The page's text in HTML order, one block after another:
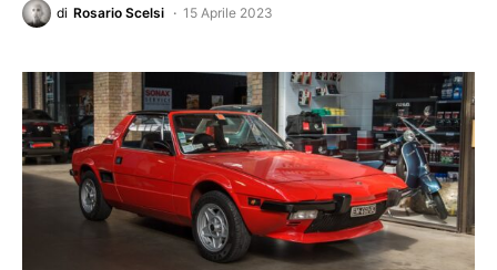
di Rosario Scelsi 15 Aprile 2023